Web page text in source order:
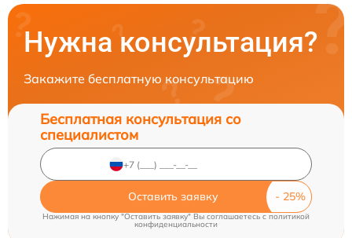
Нужна консультация?
Закажите бесплатную консультацию
Бесплатная консультация со
специалистом
Оставить заявку
Нажимая на кнопку "Оставить заявку" Вы соглашаетесь cполитикой
конфиденциальности